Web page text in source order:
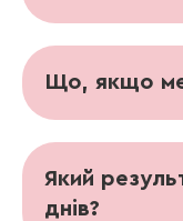
Що, якщо
Який
днів?